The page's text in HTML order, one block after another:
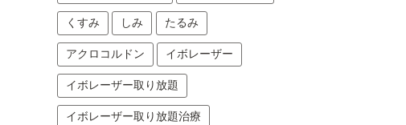
くすみ しみ たるみ
アクロコルドン イボレーザー
イボレーザー取り放題
イボレーザー取り放題治療